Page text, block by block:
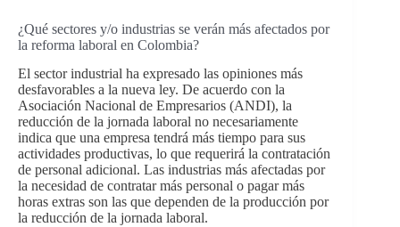
¿Qué sectores y/o industrias se verán más afectados por
la reforma laboral en Colombia?
El sector industrial ha expresado las opiniones más
desfavorables a la nueva ley. De acuerdo con la
Asociación Nacional de Empresarios (ANDI), la
reducción de la jornada laboral no necesariamente
indica que una empresa tendrá más tiempo para sus
actividades productivas, lo que requerirá la contratación
de personal adicional. Las industrias más afectadas por
la necesidad de contratar más personal o pagar más
horas extras son las que dependen de la producción por
la reducción de la jornada laboral.